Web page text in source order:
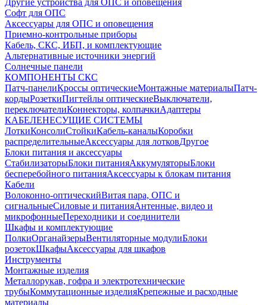
Другие устройства для ОПС и оповещения
Софт для ОПС
Аксессуары для ОПС и оповещения
Приемно-контрольные приборы
Кабель, СКС, ИБП, и комплектующие
Альтернативные источники энергий
Солнечные панели
КОМПОНЕНТЫ СКС
Патч-панелиКроссы оптическиеМонтажные материалыПатч-
кордыРозеткиПигтейлы оптическиеВыключатели,
переключателиКоннекторы, колпачкиАдаптеры
КАБЕЛЕНЕСУЩИЕ СИСТЕМЫ
ЛоткиКонсолиСтойкиКабель-каналыКоробки
распределительныеАксессуары для лотковДругое
Блоки питания и аксессуары
СтабилизаторыБлоки питанияАккумуляторыБлоки
бесперебойного питанияАксессуары к блокам питания
Кабели
Волоконно-оптическийВитая пара, ОПС и
сигнальныеСиловые и питанияАнтенные, видео и
микрофонныеПереходники и соединители
Шкафы и комплектующие
ПолкиОрганайзерыВентиляторные модулиБлоки
розетокШкафыАксессуары для шкафов
Инструменты
Монтажные изделия
Металлорукав, гофра и электротехнические
трубыКоммутационные изделияКрепежные и расходные
материалы